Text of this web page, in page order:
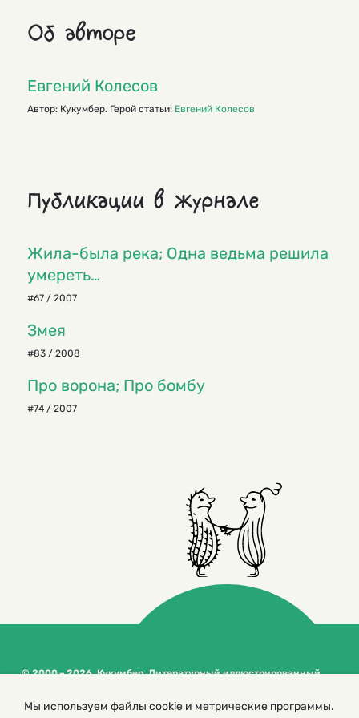
Об авторе
Евгений Колесов
Автор: Кукумбер. Герой статьи: Евгений Колесов
Публикации в журнале
Жила-была река; Одна ведьма решила
умереть…
#67 / 2007
Змея
#83 / 2008
Про ворона; Про бомбу
#74 / 2007
© 2000 – 2026. Кукумбер. Литературный иллюстрированный
Копирование материалов возможно только с разрешения редакторов
сайта
Мы используем файлы cookie и метрические программы.